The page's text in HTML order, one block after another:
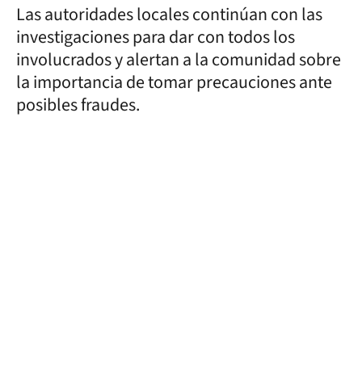
Las autoridades locales continúan con las
investigaciones para dar con todos los
involucrados y alertan a la comunidad sobre
la importancia de tomar precauciones ante
posibles fraudes.